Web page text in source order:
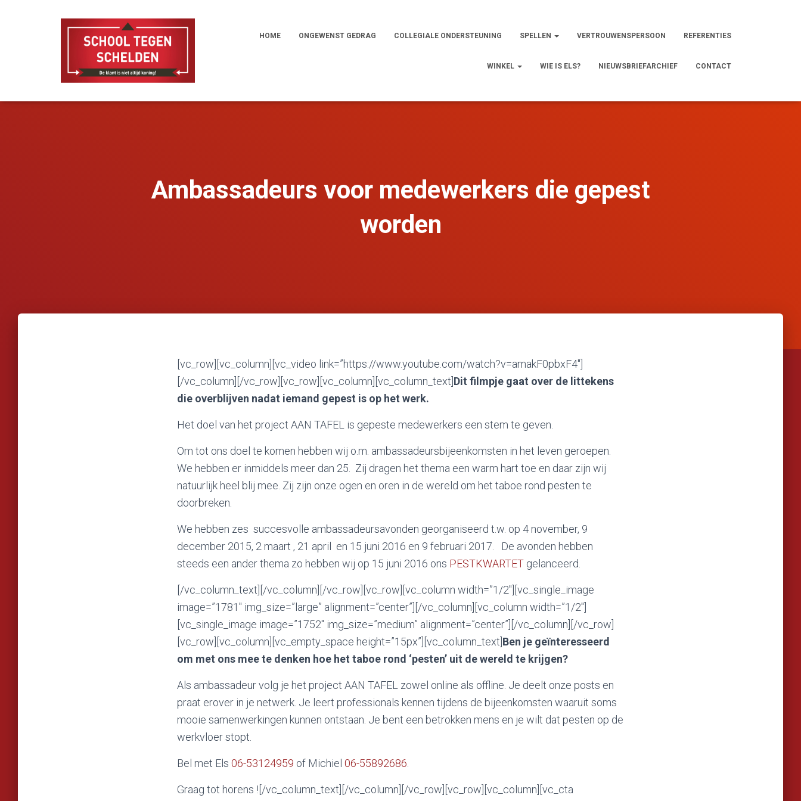
HOME ONGEWENST GEDRAG COLLEGIALE ONDERSTEUNING SPELLEN VERTROUWENSPERSOON REFERENTIES
WINKEL WIE IS ELS? NIEUWSBRIEFARCHIEF CONTACT
Ambassadeurs voor medewerkers die gepest
worden
[vc_row][vc_column][vc_video link=”https://www.youtube.com/watch?v=amakF0pbxF4″]
[/vc_column][/vc_row][vc_row][vc_column][vc_column_text] Dit filmpje gaat over de littekens
die overblijven nadat iemand gepest is op het werk.
Het doel van het project AAN TAFEL is gepeste medewerkers een stem te geven.
Om tot ons doel te komen hebben wij o.m. ambassadeursbijeenkomsten in het leven geroepen.
We hebben er inmiddels meer dan 25. Zij dragen het thema een warm hart toe en daar zijn wij
natuurlijk heel blij mee. Zij zijn onze ogen en oren in de wereld om het taboe rond pesten te
doorbreken.
We hebben zes succesvolle ambassadeursavonden georganiseerd t.w. op 4 november, 9
december 2015, 2 maart , 21 april en 15 juni 2016 en 9 februari 2017. De avonden hebben
steeds een ander thema zo hebben wij op 15 juni 2016 ons PESTKWARTET gelanceerd.
[/vc_column_text][/vc_column][/vc_row][vc_row][vc_column width=”1/2″][vc_single_image
image=”1781″ img_size=”large” alignment=”center”][/vc_column][vc_column width=”1/2″]
[vc_single_image image=”1752″ img_size=”medium” alignment=”center”][/vc_column][/vc_row]
[vc_row][vc_column][vc_empty_space height=”15px”][vc_column_text] Ben je geïnteresseerd
om met ons mee te denken hoe het taboe rond ‘pesten’ uit de wereld te krijgen?
Als ambassadeur volg je het project AAN TAFEL zowel online als offline. Je deelt onze posts en
praat erover in je netwerk. Je leert professionals kennen tijdens de bijeenkomsten waaruit soms
mooie samenwerkingen kunnen ontstaan. Je bent een betrokken mens en je wilt dat pesten op de
werkvloer stopt.
Bel met Els 06-53124959 of Michiel 06-55892686
Graag tot horens ![/vc_column_text][/vc_column][/vc_row][vc_row][vc_column][vc_cta